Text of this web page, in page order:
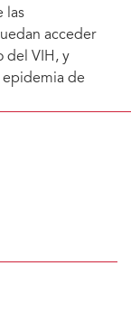
las
acceder
del VIH, y
epidemia de